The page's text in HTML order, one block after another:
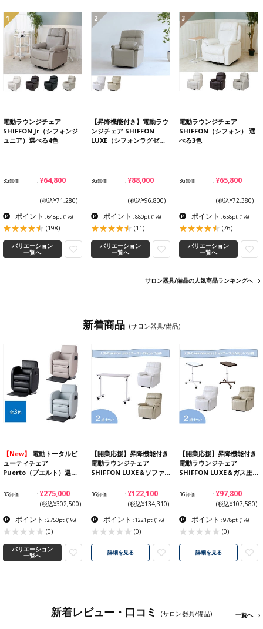
1
電動ラウンジチェア
SHIFFON Jr（シフォンジ
ュニア）選べる4色
BG卸価 ¥64,800
(税込¥71,280)
ポイント : 648pt (1%)
(198)
バリエーション
一覧へ
2
【昇降機能付き】電動ラウ
ンジチェア SHIFFON
LUXE（シフォンラグゼ…
BG卸価 ¥88,000
(税込¥96,800)
ポイント : 880pt (1%)
(11)
バリエーション
一覧へ
3
電動ラウンジチェア
SHIFFON（シフォン） 選
べる3色
BG卸価 ¥65,800
(税込¥72,380)
ポイント : 658pt (1%)
(76)
バリエーション
一覧へ
サロン器具/備品の人気商品ランキングへ
新着商品 (サロン器具/備品)
【New】
ューティチェア
Puerto（プエルト）選…
BG卸価 ¥275,000
(税込¥302,500)
ポイント : 2750pt (1%)
(0)
バリエーション
一覧へ
【開業応援】昇降機能付き
電動ラウンジチェア
SHIFFON LUXE＆ソファ…
BG卸価 ¥122,100
(税込¥134,310)
ポイント : 1221pt (1%)
(0)
詳細を見る
【開業応援】昇降機能付き
電動ラウンジチェア
SHIFFON LUXE＆ガス圧…
BG卸価 ¥97,800
(税込¥107,580)
ポイント : 978pt (1%)
(0)
詳細を見る
新着レビュー・口コミ (サロン器具/備品) 一覧へ